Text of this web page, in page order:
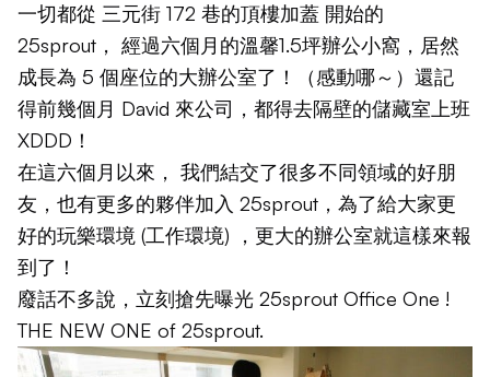
一切都從 三元街 172 巷的頂樓加蓋 開始的
25sprout， 經過六個月的溫馨1.5坪辦公小窩 ，居然
成長為 5 個座位的大辦公室了！（感動哪～）還記
得前幾個月 David 來公司，都得去隔壁的儲藏室上班
XDDD！
在這六個月以來， 我們結交了很多不同領域的好朋
友，也有更多的夥伴加入 25sprout，為了給大家更
好的玩樂環境 (工作環境) ，更大的辦公室就這樣來報
到了！
廢話不多說，立刻搶先曝光 25sprout Office One !
THE NEW ONE of 25sprout.